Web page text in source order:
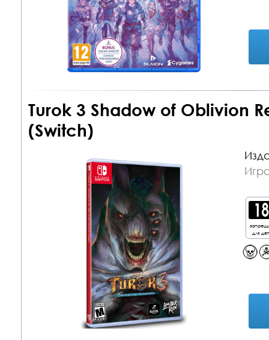
Turok 3 Shadow of Oblivion
(Switch)
для